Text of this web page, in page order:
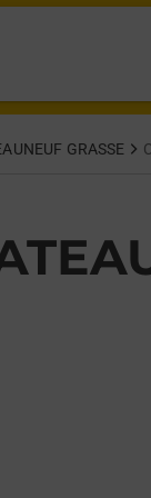
GRASSE
CHATEAUNEUF